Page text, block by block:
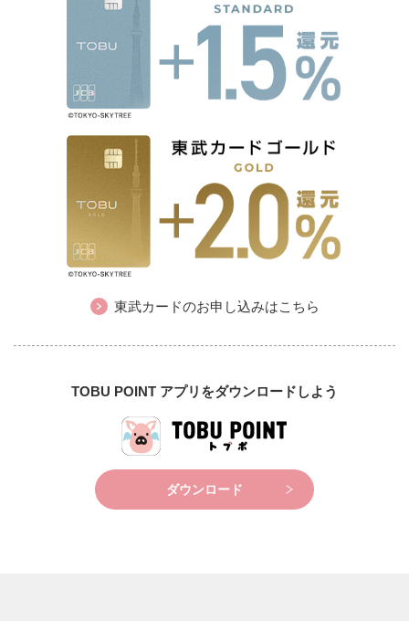
東武カードのお申し込みはこちら
TOBU POINT アプリをダウンロードしよう
ダウンロード